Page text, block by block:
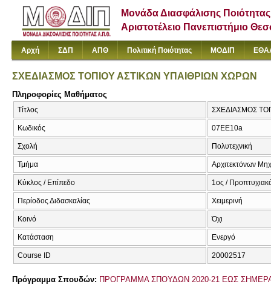
Μονάδα Διασφάλισης Ποιότητας
Αριστοτέλειο Πανεπιστήμιο
Αρχή ΣΔΠ ΑΠΘ Πολιτική Ποιότητας ΜΟΔΙΠ
ΣΧΕΔΙΑΣΜΟΣ ΤΟΠΙΟΥ ΑΣΤΙΚΩΝ ΥΠΑΙΘΡΙΩΝ ΧΩΡΩΝ
Πληροφορίες Μαθήματος
Τίτλος ΣΧΕΔΙΑΣΜΟΣ
Κωδικός 07EE10a
Σχολή Πολυτεχνική
Τμήμα Αρχιτεκτόνων
Κύκλος / Επίπεδο 1ος /
Περίοδος Διδασκαλίας Χειμερινή
Κοινό Όχι
Κατάσταση Ενεργό
Course ID 20002517
Πρόγραμμα Σπουδών: ΠΡΟΓΡΑΜΜΑ ΣΠΟΥΔΩΝ 2020-21 ΕΩΣ